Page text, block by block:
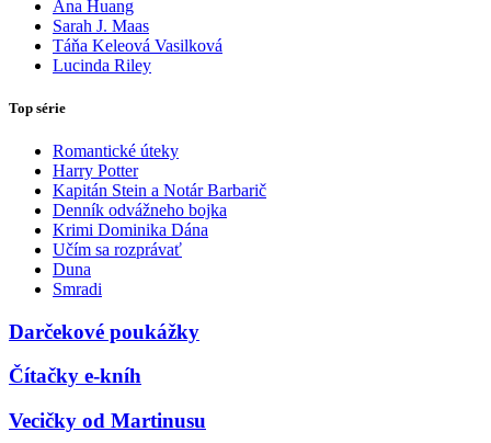
Ana Huang
Sarah J. Maas
Táňa Keleová Vasilková
Lucinda Riley
Top série
Romantické úteky
Harry Potter
Kapitán Stein a Notár Barbarič
Denník odvážneho bojka
Krimi Dominika Dána
Učím sa rozprávať
Duna
Smradi
Darčekové poukážky
Čítačky e-kníh
Vecičky od Martinusu